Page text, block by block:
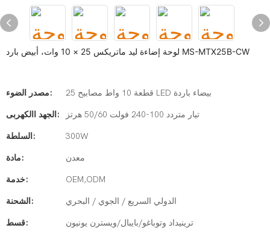
لوحة إضاءة ليد ماتريكس 25 × 10 وات، أبيض بارد MS-MTX25B-CW
مصدر الضوء: 25 قطعة 10 واط مصابيح LED بيضاء باردة
الجهد االكهربى: تيار متردد 100-240 فولت 50/60 هرتز
السلطة: 300W
مادة: معدن
خدمة: OEM,ODM
الشحنة: الدولي السريع / الجوي / البحري
قسط: ترينيداد وتوباغو/بايبال/ويسترن يونيون